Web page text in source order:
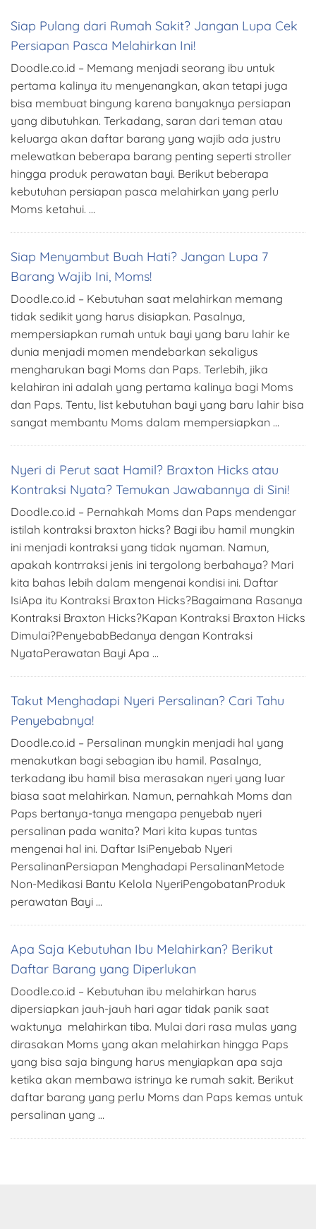
Siap Pulang dari Rumah Sakit? Jangan Lupa Cek
Persiapan Pasca Melahirkan Ini!
Doodle.co.id – Memang menjadi seorang ibu untuk
pertama kalinya itu menyenangkan, akan tetapi juga
bisa membuat bingung karena banyaknya persiapan
yang dibutuhkan. Terkadang, saran dari teman atau
keluarga akan daftar barang yang wajib ada justru
melewatkan beberapa barang penting seperti stroller
hingga produk perawatan bayi. Berikut beberapa
kebutuhan persiapan pasca melahirkan yang perlu
Moms ketahui. …
Siap Menyambut Buah Hati? Jangan Lupa 7
Barang Wajib Ini, Moms!
Doodle.co.id – Kebutuhan saat melahirkan memang
tidak sedikit yang harus disiapkan. Pasalnya,
mempersiapkan rumah untuk bayi yang baru lahir ke
dunia menjadi momen mendebarkan sekaligus
mengharukan bagi Moms dan Paps. Terlebih, jika
kelahiran ini adalah yang pertama kalinya bagi Moms
dan Paps. Tentu, list kebutuhan bayi yang baru lahir bisa
sangat membantu Moms dalam mempersiapkan …
Nyeri di Perut saat Hamil? Braxton Hicks atau
Kontraksi Nyata? Temukan Jawabannya di Sini!
Doodle.co.id – Pernahkah Moms dan Paps mendengar
istilah kontraksi braxton hicks? Bagi ibu hamil mungkin
ini menjadi kontraksi yang tidak nyaman. Namun,
apakah kontrraksi jenis ini tergolong berbahaya? Mari
kita bahas lebih dalam mengenai kondisi ini. Daftar
IsiApa itu Kontraksi Braxton Hicks?Bagaimana Rasanya
Kontraksi Braxton Hicks?Kapan Kontraksi Braxton Hicks
Dimulai?PenyebabBedanya dengan Kontraksi
NyataPerawatan Bayi Apa …
Takut Menghadapi Nyeri Persalinan? Cari Tahu
Penyebabnya!
Doodle.co.id – Persalinan mungkin menjadi hal yang
menakutkan bagi sebagian ibu hamil. Pasalnya,
terkadang ibu hamil bisa merasakan nyeri yang luar
biasa saat melahirkan. Namun, pernahkah Moms dan
Paps bertanya-tanya mengapa penyebab nyeri
persalinan pada wanita? Mari kita kupas tuntas
mengenai hal ini. Daftar IsiPenyebab Nyeri
PersalinanPersiapan Menghadapi PersalinanMetode
Non-Medikasi Bantu Kelola NyeriPengobatanProduk
perawatan Bayi …
Apa Saja Kebutuhan Ibu Melahirkan? Berikut
Daftar Barang yang Diperlukan
Doodle.co.id – Kebutuhan ibu melahirkan harus
dipersiapkan jauh-jauh hari agar tidak panik saat
waktunya melahirkan tiba. Mulai dari rasa mulas yang
dirasakan Moms yang akan melahirkan hingga Paps
yang bisa saja bingung harus menyiapkan apa saja
ketika akan membawa istrinya ke rumah sakit. Berikut
daftar barang yang perlu Moms dan Paps kemas untuk
persalinan yang …